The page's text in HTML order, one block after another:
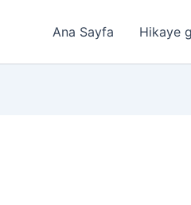
Ana Sayfa Hikaye